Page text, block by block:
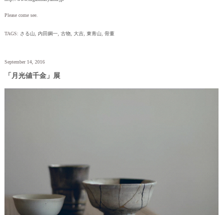
Please come see.
TAGS: さる山 内田鋼一 古物 大吉 東青山 骨董
September 14, 2016
「月光値千金」展